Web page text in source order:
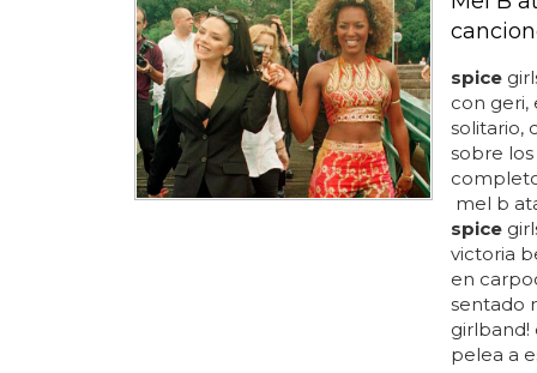
spice
con geri,
solitario,
sobre
mel b
spice
victoria
en
sentado
girlband!
pelea a